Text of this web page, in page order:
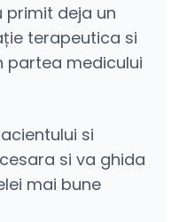
primit deja un
terapeutica si
partea medicului
si
si va ghida
mai bune